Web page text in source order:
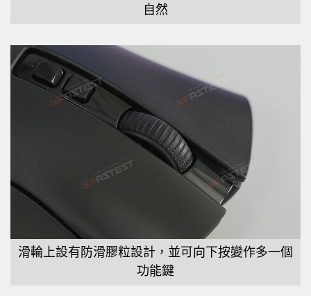
自然
滑輪上設有防滑膠粒設計，並可向下按變作多一個
功能鍵